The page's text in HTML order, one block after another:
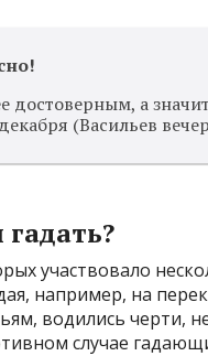
достоверным, а
(Васильев
участвовало
например, на
водились черти,
случае